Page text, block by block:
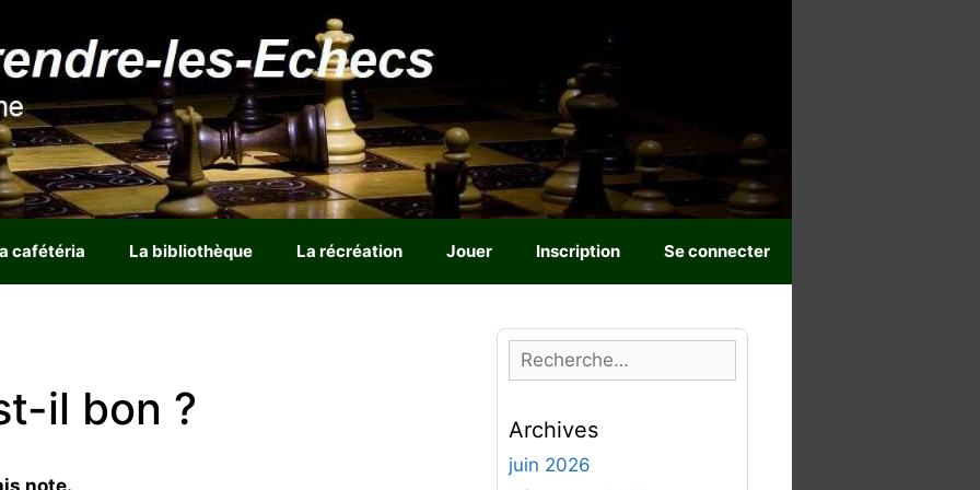
cafétéria La bibliothèque La récréation Jouer Inscription Se connecter
il bon ?
note.
e
h
e
Archives
juin 2026